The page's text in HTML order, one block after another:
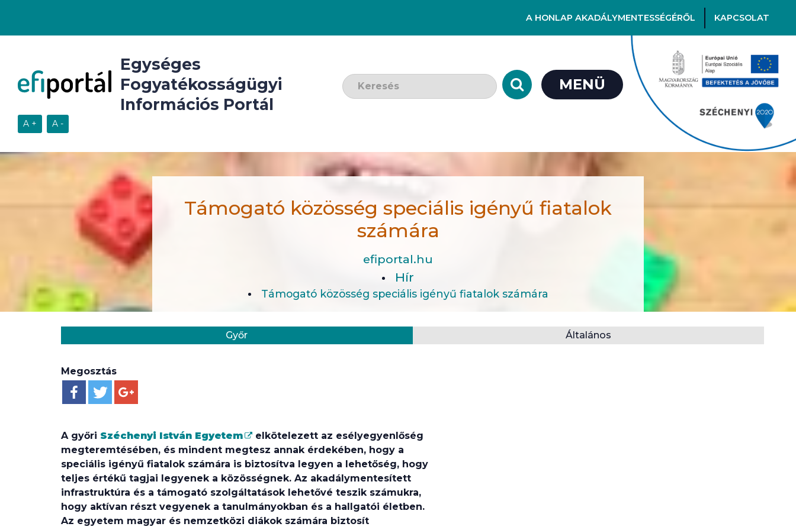
A HONLAP AKADÁLYMENTESSÉGÉRŐL KAPCSOLAT
Egységes
Fogyatékosságügyi
Információs Portál
Keresendő szó: MENÜ
Támogató közösség speciális igényű fiatalok
számára
efiportal.hu
Hír
Támogató közösség speciális igényű fiatalok számára
Győr Általános
Megosztás
A győri Széchenyi István Egyetem
elkötelezett az esélyegyenlőség
megteremtésében, és mindent megtesz annak érdekében, hogy a
speciális igényű fiatalok számára is biztosítva legyen a lehetőség, hogy
teljes értékű tagjai legyenek a közösségnek. Az akadálymentesített
infrastruktúra és a támogató szolgáltatások lehetővé teszik számukra,
hogy aktívan részt vegyenek a tanulmányokban és a hallgatói életben.
Az egyetem magyar és nemzetközi diákok számára biztosít